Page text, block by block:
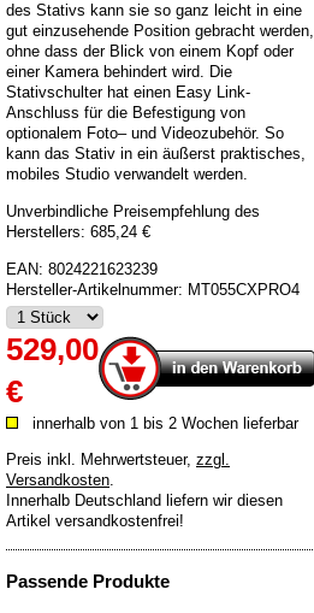
des Stativs kann sie so ganz leicht in eine
gut einzusehende Position gebracht werden,
ohne dass der Blick von einem Kopf oder
einer Kamera behindert wird. Die
Stativschulter hat einen Easy Link-
Anschluss für die Befestigung von
optionalem Foto– und Videozubehör. So
kann das Stativ in ein äußerst praktisches,
mobiles Studio verwandelt werden.
Unverbindliche Preisempfehlung des
Herstellers: 685,24 €
EAN: 8024221623239
Hersteller-Artikelnummer: MT055CXPRO4
529,00
€
innerhalb von 1 bis 2 Wochen lieferbar
Preis inkl. Mehrwertsteuer, zzgl.
Versandkosten
Innerhalb Deutschland liefern wir diesen
Artikel versandkostenfrei!
Passende Produkte